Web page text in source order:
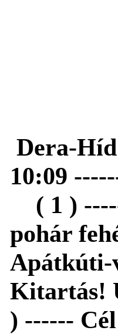
Dera-
10:09
( 1 )
pohár
Apátkúti-
Kitartás!
) ------